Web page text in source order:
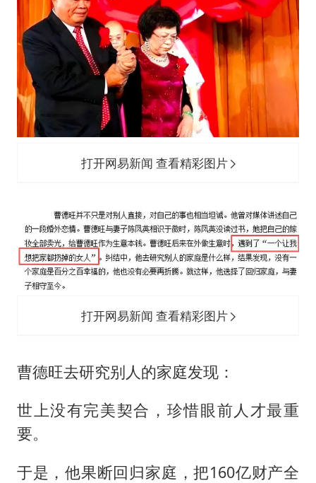
打开网易新闻 查看精彩图片
打开网易新闻 查看精彩图片
曹德旺去研究别人的家庭发现：
世上没有完美契合，珍惜眼前人才最重
要。
于是，他果断回归家庭，把160亿财产全